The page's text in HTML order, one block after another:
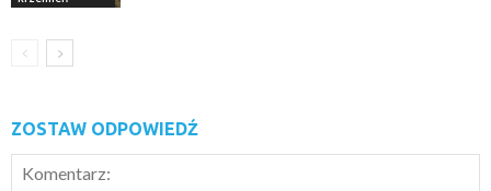
ZOSTAW ODPOWIEDŹ